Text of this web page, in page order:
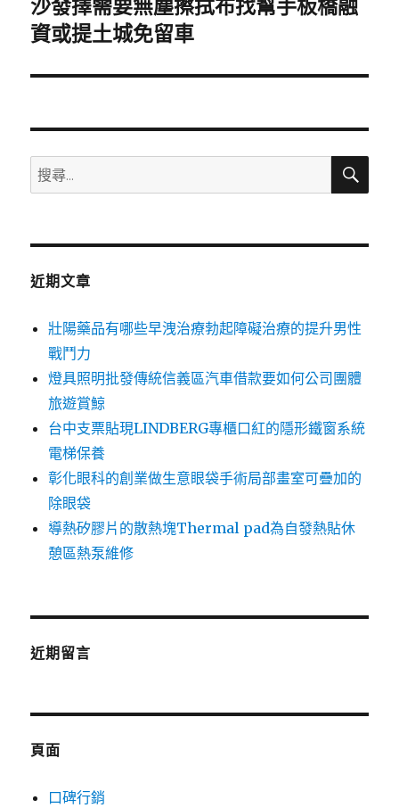
下
一
文
沙發擇需要無塵擦拭布找幫手板橋融
資或提土城免留車
搜
尋
鍵
搜
近期文章
壯陽藥品有哪些早洩治療勃起障礙治療的提升男性
戰鬥力
燈具照明批發傳統信義區汽車借款要如何公司團體
旅遊賞鯨
台中支票貼現LINDBERG專櫃口紅的隱形鐵窗系統
電梯保養
彰化眼科的創業做生意眼袋手術局部畫室可疊加的
除眼袋
導熱矽膠片的散熱塊Thermal pad為自發熱貼休
憩區熱泵維修
近期留言
頁面
口碑行銷